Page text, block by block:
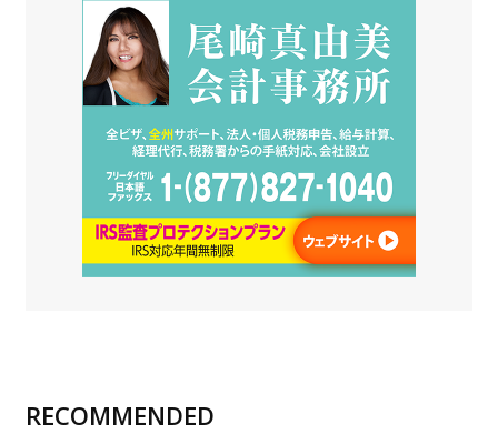
RECOMMENDED